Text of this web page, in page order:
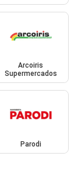
Arcoiris
Supermercados
Parodi